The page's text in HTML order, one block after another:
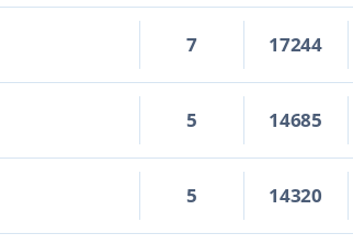
7 17244
5 14685
5 14320